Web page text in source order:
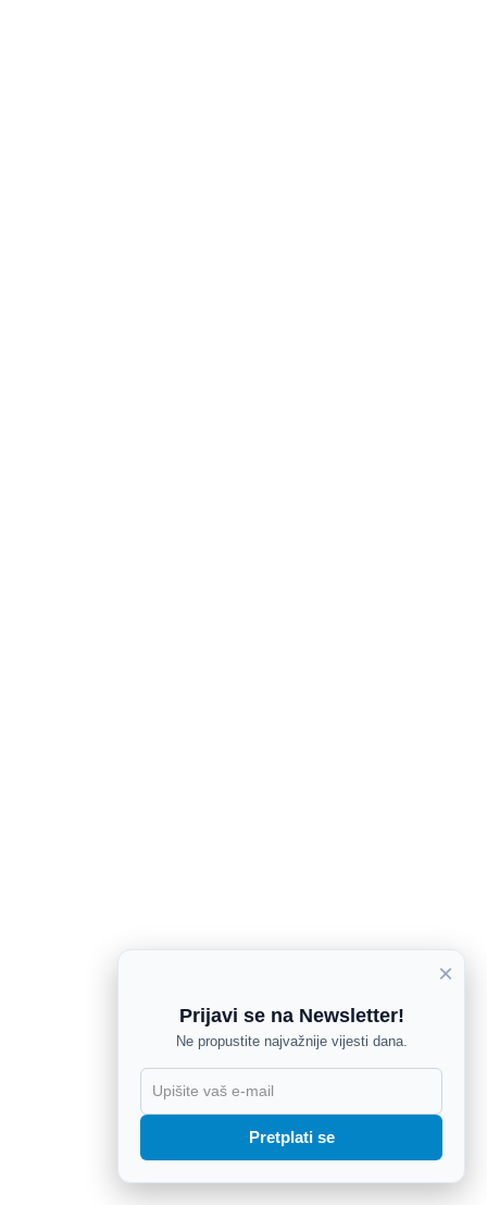
×
Prijavi se na Newsletter!
Ne propustite najvažnije vijesti dana.
Pretplati se